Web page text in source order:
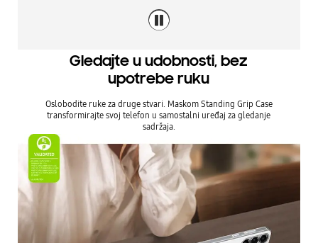
Gledajte u udobnosti, bez
upotrebe ruku
Oslobodite ruke za druge stvari. Maskom Standing Grip Case
transformirajte svoj telefon u samostalni uređaj za gledanje
sadržaja.